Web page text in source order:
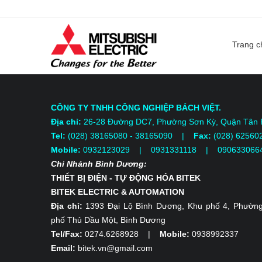
Trang
CÔNG TY TNHH CÔNG NGHIỆP BÁCH VIỆT.
Địa chỉ: 26-28 Đường DC7, Phường Sơn Kỳ, Quận Tân
Tel: (028) 38165080 - 38165090 | Fax: (028)
Mobile: 0932123029 | 0931331118 |
Chi Nhánh Bình Dương:
THIẾT BỊ ĐIỆN - TỰ ĐỘNG HÓA BITEK
BITEK ELECTRIC & AUTOMATION
Địa chỉ: 1393 Đại Lộ Bình Dương, Khu phố 4,
phố Thủ Dầu Một, Bình Dương
Tel/Fax: 0274.6268928 | Mobile: 0938992337
Email: bitek.vn@gmail.com